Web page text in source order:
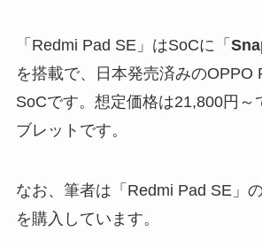
「Redmi Pad SE」はSoCに「
を搭載で、日本発売済みのOPPO
SoCです。想定価格は21,800円～
ブレットです。
なお、筆者は「Redmi Pad SE」
を購入しています。